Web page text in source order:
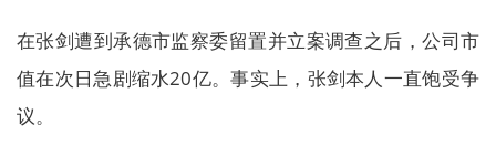
在张剑遭到承德市监察委留置并立案调查之后，公司市
值在次日急剧缩水20亿。事实上，张剑本人一直饱受争
议。